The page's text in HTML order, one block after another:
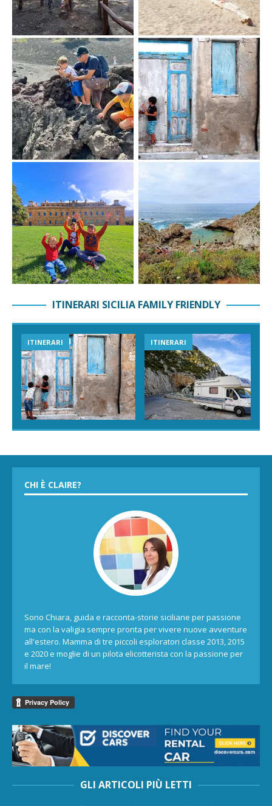
ITINERARI SICILIA FAMILY FRIENDLY
ITINERARI ITINERARI
CHI È CLAIRE?
Sono Chiara, guida e racconta-storie siciliane per passione
ma con la valigia sempre pronta per vivere nuove avventure
all'estero. Mamma di tre piccoli esploratori classe 2013, 2015
e 2020 e moglie di un pilota elicotterista con la passione per
il mare!
GLI ARTICOLI PIÙ LETTI